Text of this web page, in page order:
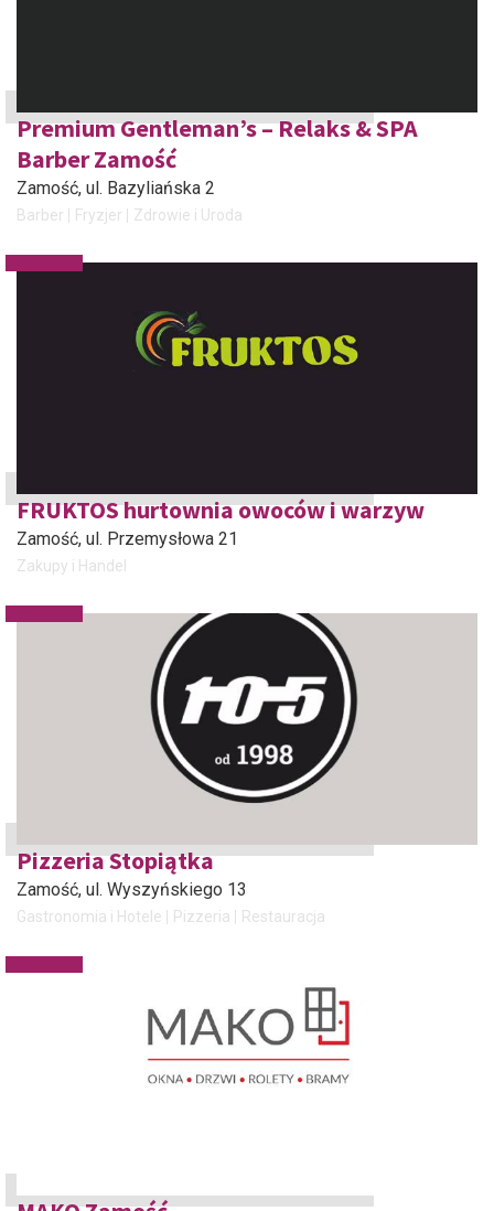
Premium Gentleman’s – Relaks & SPA
Barber Zamość
Zamość, ul. Bazyliańska 2
Barber Fryzjer Zdrowie i Uroda
FRUKTOS hurtownia owoców i warzyw
Zamość, ul. Przemysłowa 21
Zakupy i Handel
Pizzeria Stopiątka
Zamość, ul. Wyszyńskiego 13
Gastronomia i Hotele Pizzeria Restauracja